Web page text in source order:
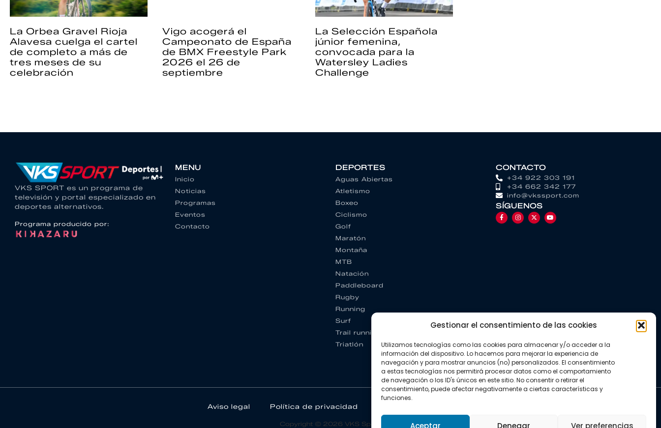
Gestionar el consentimiento de las cookies
Utilizamos tecnologías como las cookies para almacenar y/o acceder a la
información del dispositivo. Lo hacemos para mejorar la experiencia de
navegación y para mostrar anuncios (no) personalizados. El consentimiento
a estas tecnologías nos permitirá procesar datos como el comportamiento
de navegación o los ID's únicos en este sitio. No consentir o retirar el
consentimiento, puede afectar negativamente a ciertas características y
funciones.
Aceptar Denegar Ver preferencias
La Orbea Gravel Rioja
Alavesa cuelga el cartel
de completo a más de
tres meses de su
celebración
Vigo acogerá el
Campeonato de España
de BMX Freestyle Park
2026 el 26 de
septiembre
La Selección Española
júnior femenina,
convocada para la
Watersley Ladies
Challenge
VKS SPORT es un programa de
televisión y portal especializado en
deportes alternativos.
Programa producido por:
MENU
Inicio
Noticias
Programas
Eventos
Contacto
DEPORTES
Aguas Abiertas
Atletismo
Boxeo
Ciclismo
Golf
Maratón
Montaña
MTB
Natación
Paddleboard
Rugby
Running
Surf
Trail running
Triatlón
CONTACTO
+34 922 303 191
+34 662 342 177
info@vkssport.com
SÍGUENOS
Aviso legal Política de privacidad
Copyright © 2026 VKS Sport.